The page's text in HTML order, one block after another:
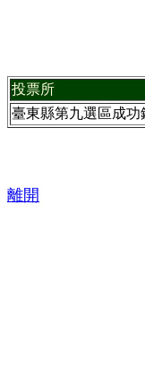
投票所
臺東縣第九選區成功
離開